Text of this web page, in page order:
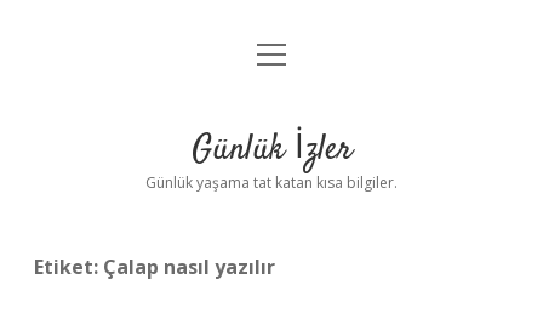
Anasayfa
Yasal Uyarı
menüyü
Günlük İzler
Günlük yaşama tat katan kısa bilgiler.
Etiket: Çalap nasıl yazılır